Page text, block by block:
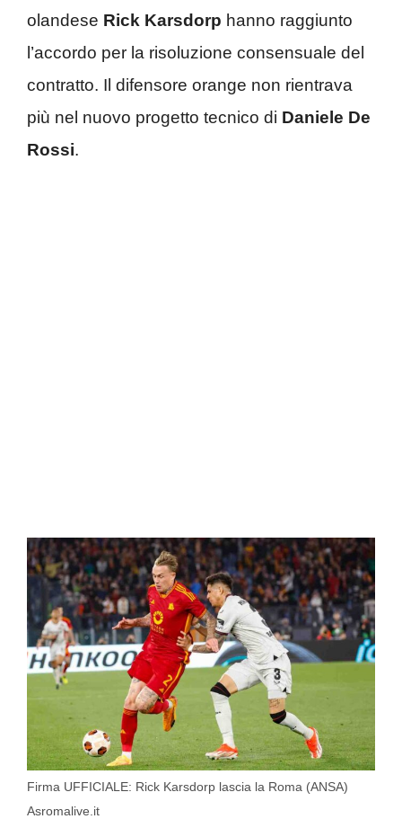
olandese Rick Karsdorp hanno raggiunto
l’accordo per la risoluzione consensuale del
contratto. Il difensore orange non rientrava
più nel nuovo progetto tecnico di Daniele De
Rossi.
Firma UFFICIALE: Rick Karsdorp lascia la Roma (ANSA)
Asromalive.it